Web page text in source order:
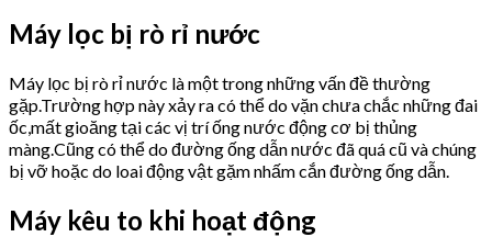
Máy lọc bị rò rỉ nước
Máy lọc bị rò rỉ nước là một trong những vấn đề thường
gặp.Trường hợp này xảy ra có thể do vặn chưa chắc những đai
ốc,mất gioăng tại các vị trí ống nước động cơ bị thủng
màng.Cũng có thể do đường ống dẫn nước đã quá cũ và chúng
bị vỡ hoặc do loai động vật gặm nhấm cắn đường ống dẫn.
Máy kêu to khi hoạt động